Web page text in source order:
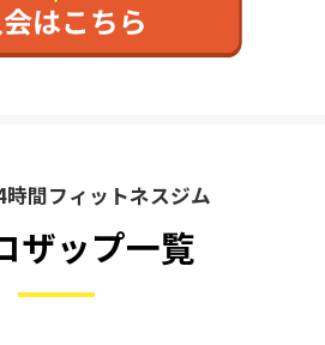
間フィットネスジム
ザップ一覧